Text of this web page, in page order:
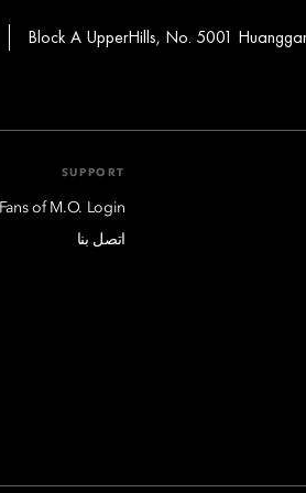
Block A UpperHills, No. 5001
SUPPORT
Fans of M.O. Login
اتصل بنا